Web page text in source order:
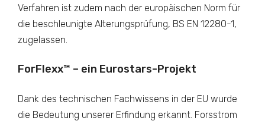
Verfahren ist zudem nach der europäischen Norm für
die beschleunigte Alterungsprüfung, BS EN 12280-1,
zugelassen.
ForFlexx™ – ein Eurostars-Projekt
Dank des technischen Fachwissens in der EU wurde
die Bedeutung unserer Erfindung erkannt. Forsstrom